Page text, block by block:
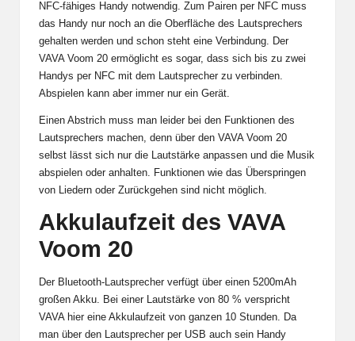
NFC-fähiges Handy notwendig. Zum Pairen per NFC muss
das Handy nur noch an die Oberfläche des Lautsprechers
gehalten werden und schon steht eine Verbindung. Der
VAVA Voom 20 ermöglicht es sogar, dass sich bis zu zwei
Handys per NFC mit dem Lautsprecher zu verbinden.
Abspielen kann aber immer nur ein Gerät.
Einen Abstrich muss man leider bei den Funktionen des
Lautsprechers machen, denn über den VAVA Voom 20
selbst lässt sich nur die Lautstärke anpassen und die Musik
abspielen oder anhalten. Funktionen wie das Überspringen
von Liedern oder Zurückgehen sind nicht möglich.
Akkulaufzeit des VAVA
Voom 20
Der Bluetooth-Lautsprecher verfügt über einen 5200mAh
großen Akku. Bei einer Lautstärke von 80 % verspricht
VAVA hier eine Akkulaufzeit von ganzen 10 Stunden. Da
man über den Lautsprecher per USB auch sein Handy